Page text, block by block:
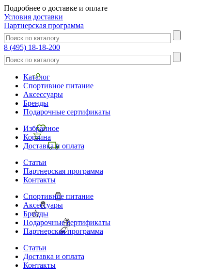
Подробнее о доставке и оплате
Условия доставки
Партнерская программа
8 (495) 18-18-200
Каталог
Спортивное питание
Аксессуары
Бренды
Подарочные сертификаты
Избранное
Корзина
Доставка и оплата
Статьи
Партнерская программа
Контакты
Спортивное питание
Аксессуары
Бренды
Подарочные сертификаты
Партнерская программа
Статьи
Доставка и оплата
Контакты